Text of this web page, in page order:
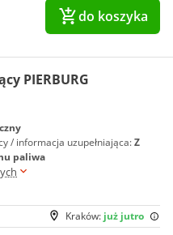
do koszyka
PIERBURG
/ informacja uzupełniająca:Z
paliwa
Kraków: już jutro